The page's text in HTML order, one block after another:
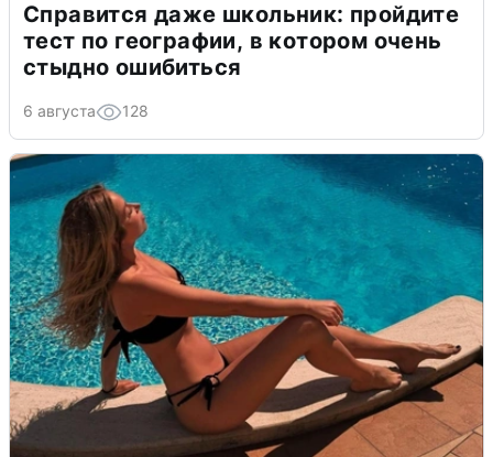
Справится даже школьник: пройдите
тест по географии, в котором очень
стыдно ошибиться
6 августа 128